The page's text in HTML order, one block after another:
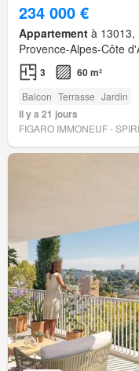
234 000 €
Appartement à 13013,
Provence-Alpes-Côte
3 60 m²
Balcon Terrasse Jardin
Il y a 21 jours
FIGARO IMMONEUF -